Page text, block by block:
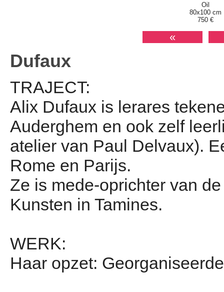
Oil
80x100 cm
750 €
«
Dufaux
TRAJECT:
Alix Dufaux is lerares
Auderghem en ook zelf
atelier van Paul Delvaux).
Rome en Parijs.
Ze is mede-oprichter van
Kunsten in Tamines.
WERK:
Haar opzet: